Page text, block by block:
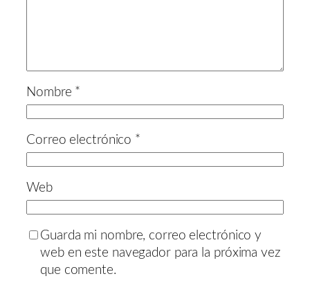
Nombre *
Correo electrónico *
Web
Guarda mi nombre, correo electrónico y
web en este navegador para la próxima vez
que comente.